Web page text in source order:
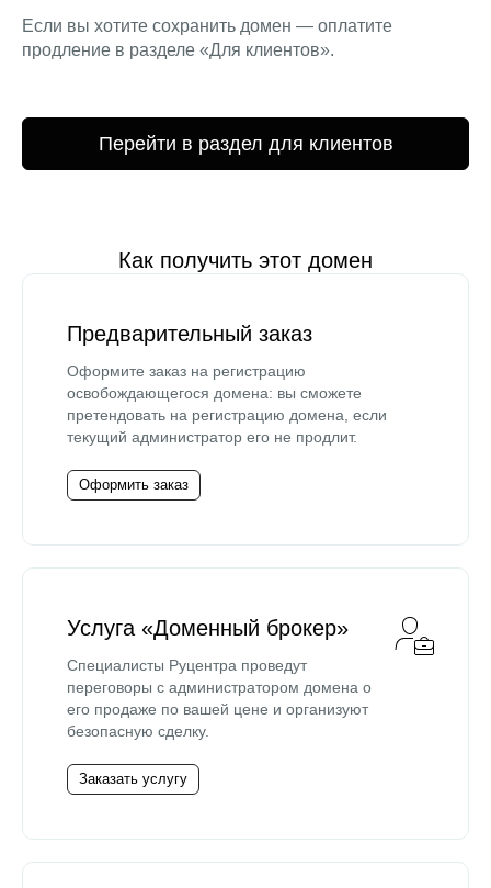
Если вы хотите сохранить домен — оплатите
продление в разделе «Для клиентов».
Перейти в раздел для клиентов
Как получить этот домен
Предварительный заказ
Оформите заказ на регистрацию
освобождающегося домена: вы сможете
претендовать на регистрацию домена, если
текущий администратор его не продлит.
Оформить заказ
Услуга «Доменный брокер»
Специалисты Руцентра проведут
переговоры с администратором домена о
его продаже по вашей цене и организуют
безопасную сделку.
Заказать услугу